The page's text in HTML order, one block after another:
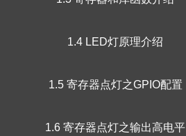
1.4 LED灯原理介绍
1.5 寄存器点灯之GPIO配置
1.6 寄存器点灯之输出高电平